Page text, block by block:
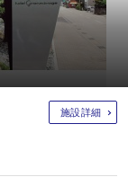
施設詳細